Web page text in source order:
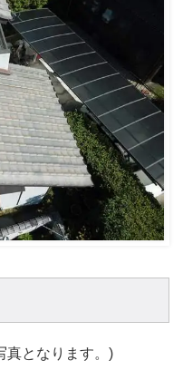
真となります。)